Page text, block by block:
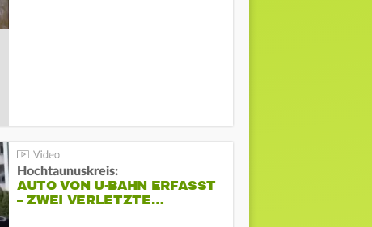
Hochtaunuskreis:
AUTO VON U-BAHN ERFASST
– ZWEI VERLETZTE…